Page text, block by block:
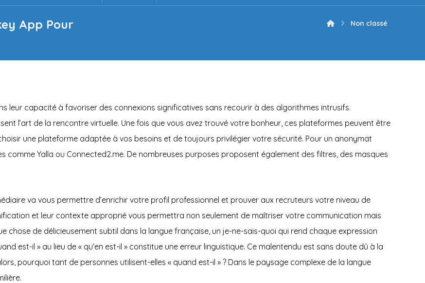
App Pour
Non classé
leur capacité à favoriser des connexions significatives sans recourir à des algorithmes intrusifs.
l’art de la rencontre virtuelle. Une fois que vous avez trouvé votre bonheur, ces plateformes peuvent être
une plateforme adaptée à vos besoins et de toujours privilégier votre sécurité. Pour un anonymat
comme Yalla ou Connected2.me. De nombreuses purposes proposent également des filtres, des masques
va vous permettre d’enrichir votre profil professionnel et prouver aux recruteurs votre niveau de
et leur contexte approprié vous permettra non seulement de maîtriser votre communication mais
chose de délicieusement subtil dans la langue française, un je-ne-sais-quoi qui rend chaque expression
est-il » au lieu de « qu’en est-il » constitue une erreur linguistique. Ce malentendu est sans doute dû à la
pourquoi tant de personnes utilisent-elles « quand est-il » ? Dans le paysage complexe de la langue